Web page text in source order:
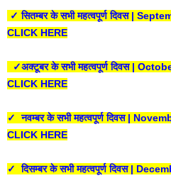
✓ सितम्बर के सभी महत्वपूर्ण दिवस |
CLICK HERE
✓अक्टूबर के सभी महत्वपूर्ण दिवस |
CLICK HERE
✓ नवम्बर के सभी महत्वपूर्ण दिवस |
CLICK HERE
✓ दिसम्बर के सभी महत्वपूर्ण दिवस |